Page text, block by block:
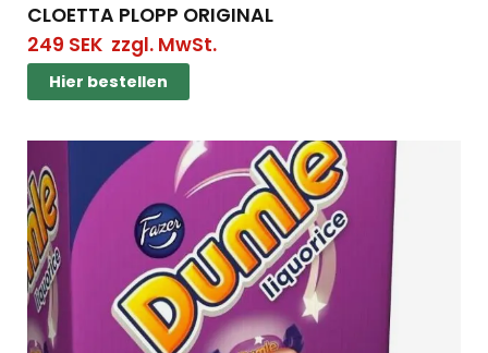
CLOETTA PLOPP ORIGINAL
249 SEKzzgl. MwSt.
Hier bestellen